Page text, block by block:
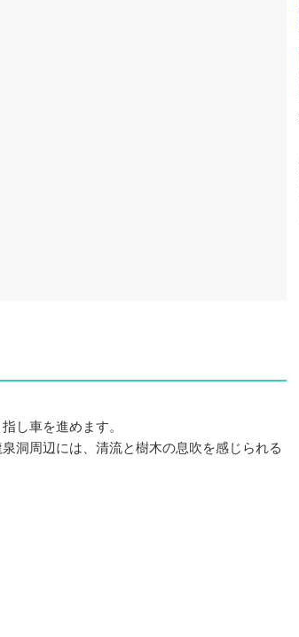
し車を進めます。
洞周辺には、清流と樹木の息吹を感じられる